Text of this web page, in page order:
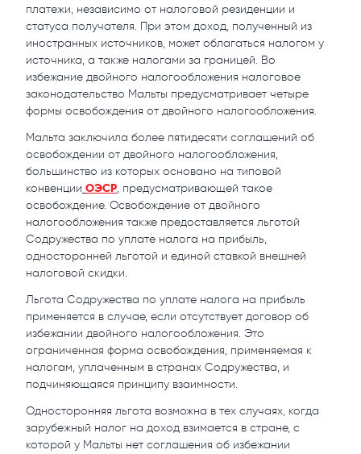
платежи, независимо от налоговой резиденции и
статуса получателя. При этом доход, полученный из
иностранных источников, может облагаться налогом у
источника, а также налогами за границей. Во
избежание двойного налогообложения налоговое
законодательство Мальты предусматривает четыре
формы освобождения от двойного налогообложения.
Мальта заключила более пятидесяти соглашений об
освобождении от двойного налогообложения,
большинство из которых основано на типовой
конвенции ОЭСР, предусматривающей такое
освобождение. Освобождение от двойного
налогообложения также предоставляется льготой
Содружества по уплате налога на прибыль,
односторонней льготой и единой ставкой внешней
налоговой скидки.
Льгота Содружества по уплате налога на прибыль
применяется в случае, если отсутствует договор об
избежании двойного налогообложения. Это
ограниченная форма освобождения, применяемая к
налогам, уплаченным в странах Содружества, и
подчиняющаяся принципу взаимности.
Односторонняя льгота возможна в тех случаях, когда
зарубежный налог на доход взимается в стране, с
которой у Мальты нет соглашения об избежании